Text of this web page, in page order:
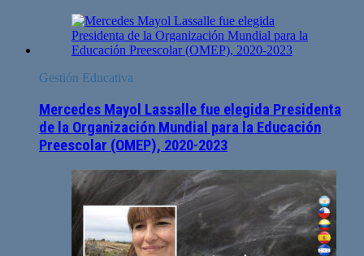
Gestión Educativa
Mercedes Mayol Lassalle fue elegida Presidenta
de la Organización Mundial para la Educación
Preescolar (OMEP), 2020-2023